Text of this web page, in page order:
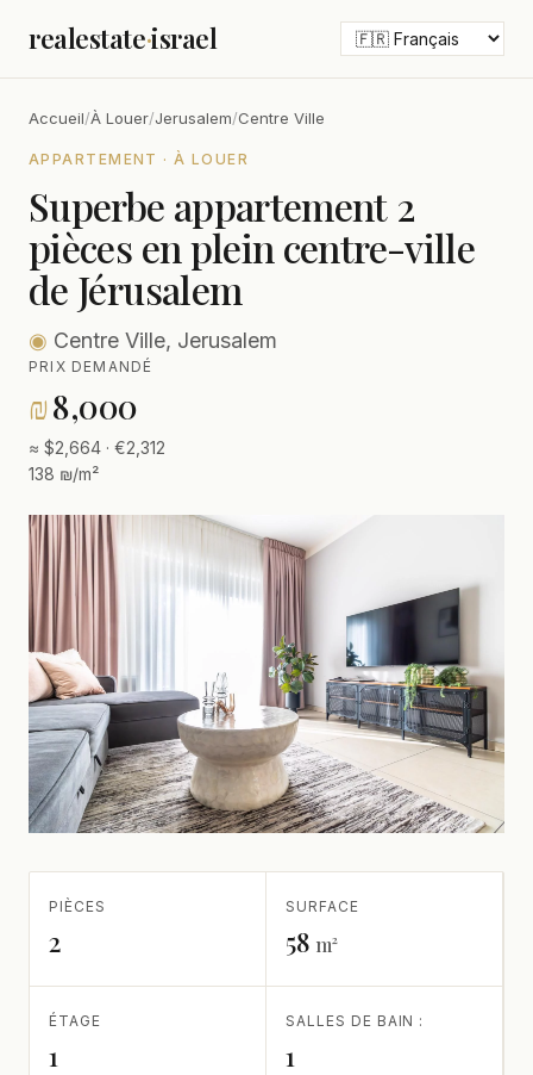
realestate·israel
Accueil/À Louer/Jerusalem/Centre Ville
APPARTEMENT · À LOUER
Superbe appartement 2
pièces en plein centre-ville
de Jérusalem
◉ Centre Ville, Jerusalem
PRIX DEMANDÉ
₪8,000
≈ $2,664 · €2,312
138 ₪/m²
PIÈCES
2
SURFACE
58 m²
ÉTAGE
1
SALLES DE BAIN :
1